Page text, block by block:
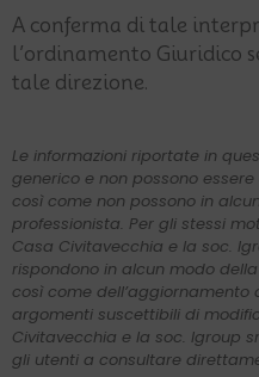
A conferma di tale
l’ordinamento Giuridico
tale direzione.
Le informazioni riportate in
generico e non possono
così come non possono in
professionista. Per gli stessi
Casa Civitavecchia e la soc.
rispondono in alcun modo
così come
argomenti suscettibili di
Civitavecchia e la soc. Igroup
gli utenti a consultare